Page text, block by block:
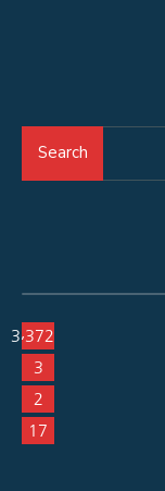
Search
3٬372
3
2
17